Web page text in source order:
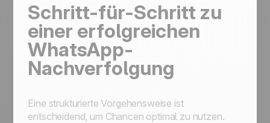
Schritt-für-Schritt zu
einer erfolgreichen
WhatsApp-
Nachverfolgung
Eine strukturierte Vorgehensweise ist
entscheidend, um Chancen optimal zu nutzen.